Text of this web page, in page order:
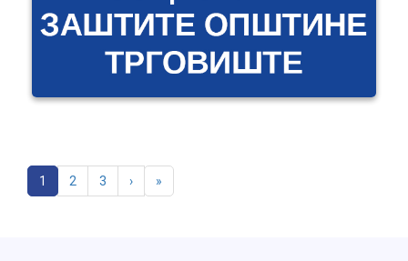
1 2 3 › »